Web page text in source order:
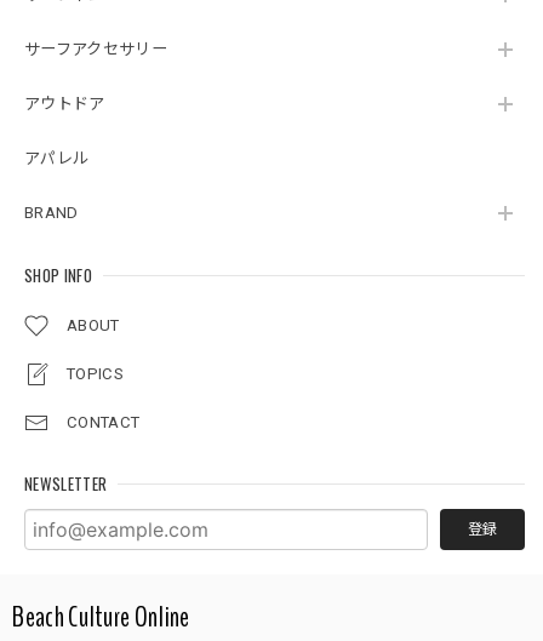
サーフアクセサリー
アウトドア
アパレル
BRAND
SHOP INFO
ABOUT
TOPICS
CONTACT
NEWSLETTER
登録
Beach Culture Online